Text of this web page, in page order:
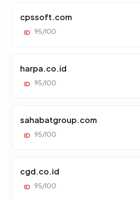
cpssoft.com
ID 95/100
harpa.co.id
ID 95/100
sahabatgroup.com
ID 95/100
cgd.co.id
ID 95/100